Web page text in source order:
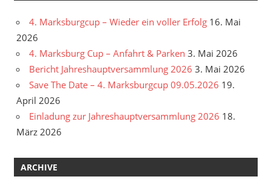
4. Marksburgcup – Wieder ein voller Erfolg 16. Mai
2026
4. Marksburg Cup – Anfahrt & Parken 3. Mai 2026
Bericht Jahreshauptversammlung 2026 3. Mai 2026
Save The Date – 4. Marksburgcup 09.05.2026 19.
April 2026
Einladung zur Jahreshauptversammlung 2026 18.
März 2026
ARCHIVE